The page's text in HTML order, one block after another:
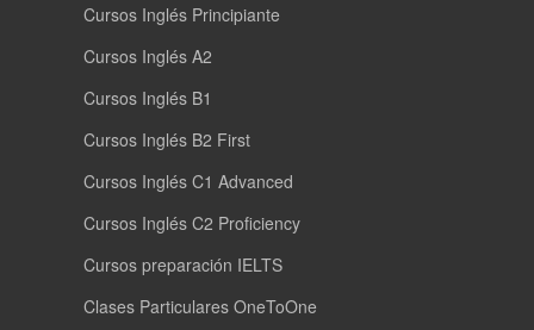
Cursos Inglés Principiante
Cursos Inglés A2
Cursos Inglés B1
Cursos Inglés B2 First
Cursos Inglés C1 Advanced
Cursos Inglés C2 Proficiency
Cursos preparación IELTS
Clases Particulares OneToOne